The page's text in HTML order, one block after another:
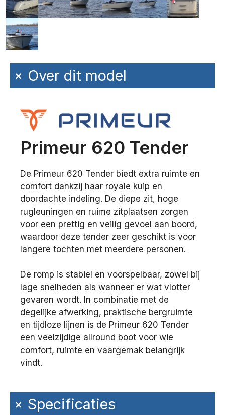
+ Over dit model
Primeur 620 Tender
De Primeur 620 Tender biedt extra ruimte en
comfort dankzij haar royale kuip en
doordachte indeling. De diepe zit, hoge
rugleuningen en ruime zitplaatsen zorgen
voor een prettig en veilig gevoel aan boord,
waardoor deze tender zeer geschikt is voor
langere tochten met meerdere personen.
De romp is stabiel en voorspelbaar, zowel bij
lage snelheden als wanneer er wat vlotter
gevaren wordt. In combinatie met de
degelijke afwerking, praktische bergruimte
en tijdloze lijnen is de Primeur 620 Tender
een veelzijdige allround boot voor wie
comfort, ruimte en vaargemak belangrijk
vindt.
+Specificaties